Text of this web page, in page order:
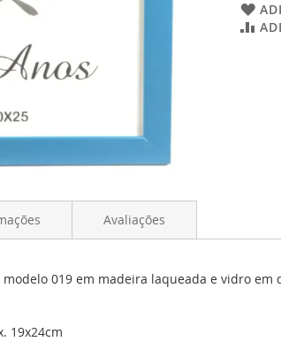
019 em madeira laqueada e vidro em
19x24cm
Avaliações